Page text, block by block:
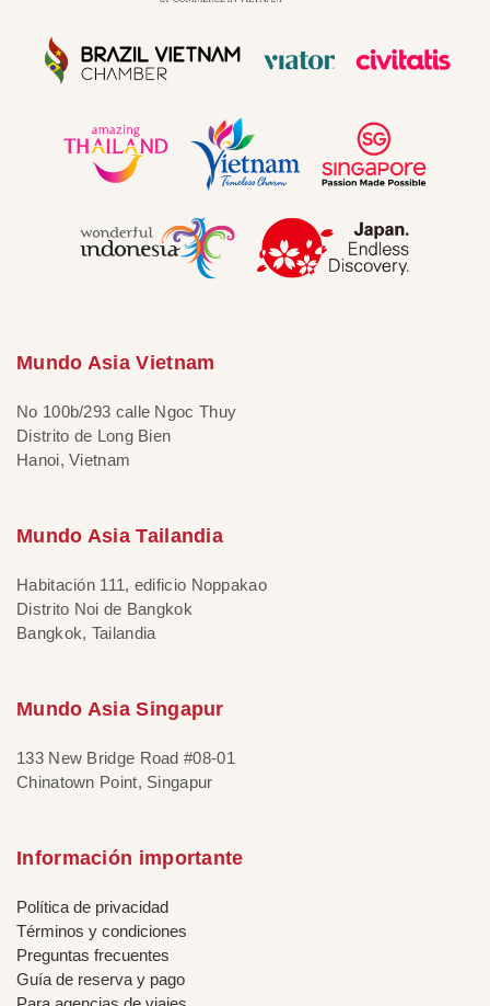
Mundo Asia Vietnam
No 100b/293 calle Ngoc Thuy
Distrito de Long Bien
Hanoi, Vietnam
Mundo Asia Tailandia
Habitación 111, edificio Noppakao
Distrito Noi de Bangkok
Bangkok, Tailandia
Mundo Asia Singapur
133 New Bridge Road #08-01
Chinatown Point, Singapur
Información importante
Política de privacidad
Términos y condiciones
Preguntas frecuentes
Guía de reserva y pago